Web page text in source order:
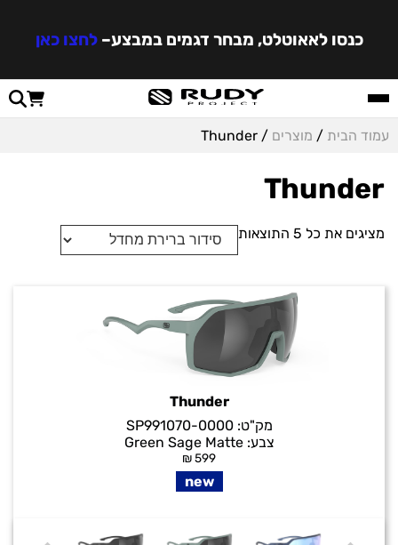
כנסו לאאוטלט, מבחר דגמים במבצע–לחצו כאן
עמוד הבית / מוצרים / Thunder
Thunder
מציגים את כל ⁦5⁩ התוצאות
Thunder
מק"ט:SP991070-0000
צבע:Green Sage Matte
₪599
new